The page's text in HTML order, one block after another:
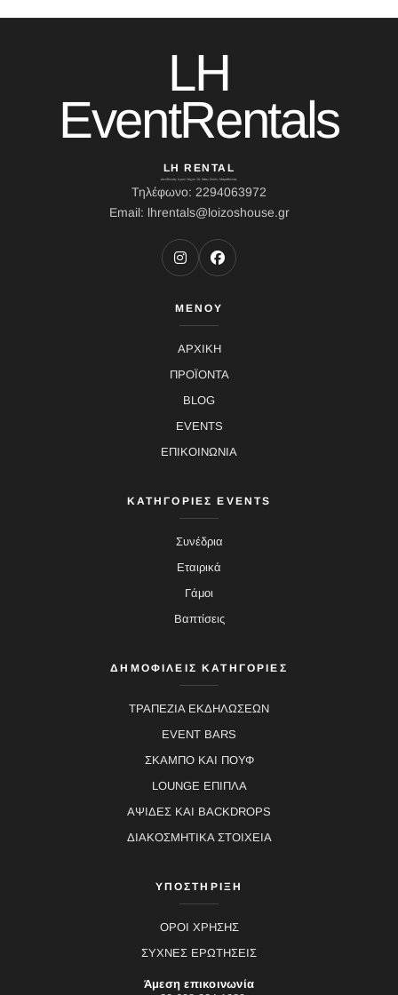
LH
EventRentals
LH RENTAL
Διεύθυνση: Ιερού Λόχου 10, Κάτω Σούλι, Μαραθώνας
Τηλέφωνο: 2294063972
Email: lhrentals@loizoshouse.gr
ΜΕΝΟΥ
ΑΡΧΙΚΗ
ΠΡΟΪΟΝΤΑ
BLOG
EVENTS
ΕΠΙΚΟΙΝΩΝΙΑ
ΚΑΤΗΓΟΡΙΕΣ EVENTS
Συνέδρια
Εταιρικά
Γάμοι
Βαπτίσεις
ΔΗΜΟΦΙΛΕΙΣ ΚΑΤΗΓΟΡΙΕΣ
ΤΡΑΠΕΖΙΑ ΕΚΔΗΛΩΣΕΩΝ
EVENT BARS
ΣΚΑΜΠΟ ΚΑΙ ΠΟΥΦ
LOUNGE ΕΠΙΠΛΑ
ΑΨΙΔΕΣ ΚΑΙ BACKDROPS
ΔΙΑΚΟΣΜΗΤΙΚΑ ΣΤΟΙΧΕΙΑ
ΥΠΟΣΤΗΡΙΞΗ
ΟΡΟΙ ΧΡΗΣΗΣ
ΣΥΧΝΕΣ ΕΡΩΤΗΣΕΙΣ
Άμεση επικοινωνία